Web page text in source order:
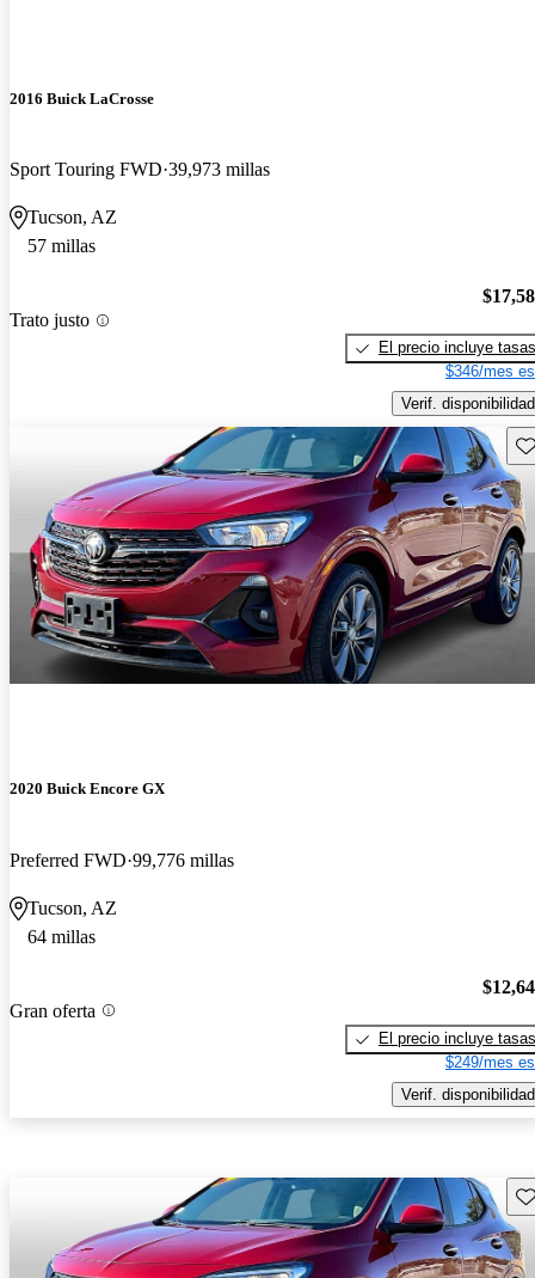
2016 Buick LaCrosse
Sport Touring FWD 39,973 millas
Tucson, AZ
57 millas
Trato justo
El precio incluye tasas
$346/mes
Verif. disponibilidad
2020 Buick Encore GX
Preferred FWD 99,776 millas
Tucson, AZ
64 millas
Gran oferta
El precio incluye tasas
$249/mes
Verif. disponibilidad